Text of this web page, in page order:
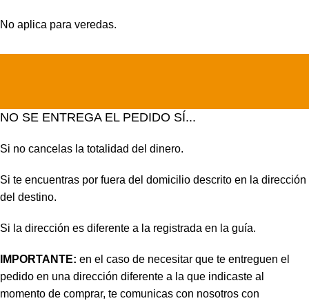
No aplica para veredas.
NO SE ENTREGA EL PEDIDO SÍ...
Si no cancelas la totalidad del dinero.
Si te encuentras por fuera del domicilio descrito en la dirección
del destino.
Si la dirección es diferente a la registrada en la guía.
IMPORTANTE: en el caso de necesitar que te entreguen el
pedido en una dirección diferente a la que indicaste al
momento de comprar, te comunicas con nosotros con